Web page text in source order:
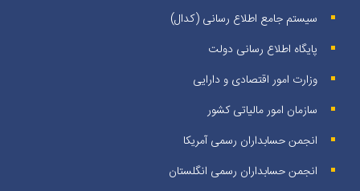
سیستم جامع اطلاع رسانی (کدال)
پایگاه اطلاع رسانی دولت
وزارت امور اقتصادی و دارایی
سازمان امور مالیاتی کشور
انجمن حسابداران رسمی آمریکا
انجمن حسابداران رسمی انگلستان